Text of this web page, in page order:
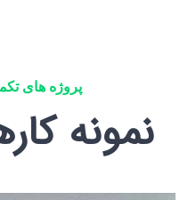
پروژه های
نمونه